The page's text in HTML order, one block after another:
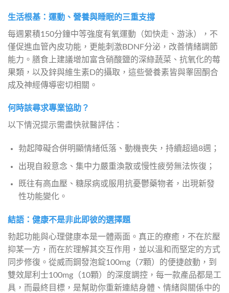
生活根基：運動、營養與睡眠的三重支撐
每週累積150分鐘中等強度有氧運動（如快走、游泳），不
僅促進血管內皮功能，更能刺激BDNF分泌，改善情緒調節
能力。膳食上建議增加富含硝酸鹽的深綠蔬菜、抗氧化的莓
果類，以及鋅與維生素D的攝取，這些營養素皆與睾固酮合
成及神經傳導密切相關。
何時該尋求專業協助？
以下情況提示需盡快就醫評估：
勃起障礙合併明顯情緒低落、動機喪失，持續超過8週；
出現自殺意念、集中力嚴重渙散或慢性疲勞無法恢復；
既往有高血壓、糖尿病或服用抗憂鬱藥物者，出現新發
性功能變化。
結語：健康不是非此即彼的選擇題
勃起功能與心理健康本是一體兩面。真正的療癒，不在於壓
抑某一方，而在於理解其交互作用，並以溫和而堅定的方式
同步修復。從威而鋼發泡錠100mg（7顆）的便捷啟動，到
雙效犀利士100mg（10顆）的深度調控，每一款產品都是工
具，而最終目標，是幫助你重新連結身體、情緒與關係中的